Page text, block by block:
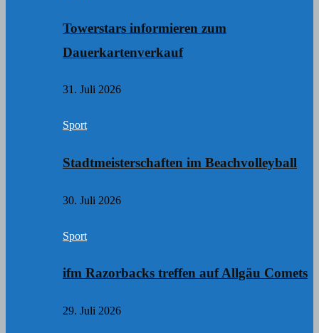
Towerstars informieren zum
Dauerkartenverkauf
31. Juli 2026
Sport
Stadtmeisterschaften im Beachvolleyball
30. Juli 2026
Sport
ifm Razorbacks treffen auf Allgäu Comets
29. Juli 2026